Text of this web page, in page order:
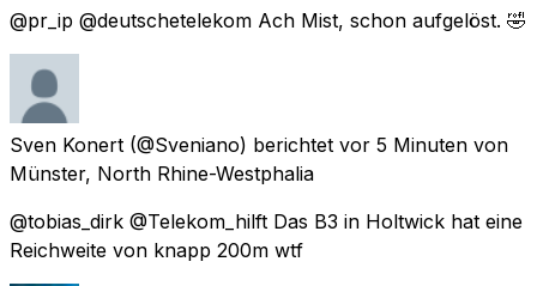
@pr_ip @deutschetelekom Ach Mist, schon aufgelöst. 🤣
Sven Konert (@Sveniano) berichtet vor 5 Minuten von
Münster, North Rhine-Westphalia
@tobias_dirk @Telekom_hilft Das B3 in Holtwick hat eine
Reichweite von knapp 200m wtf